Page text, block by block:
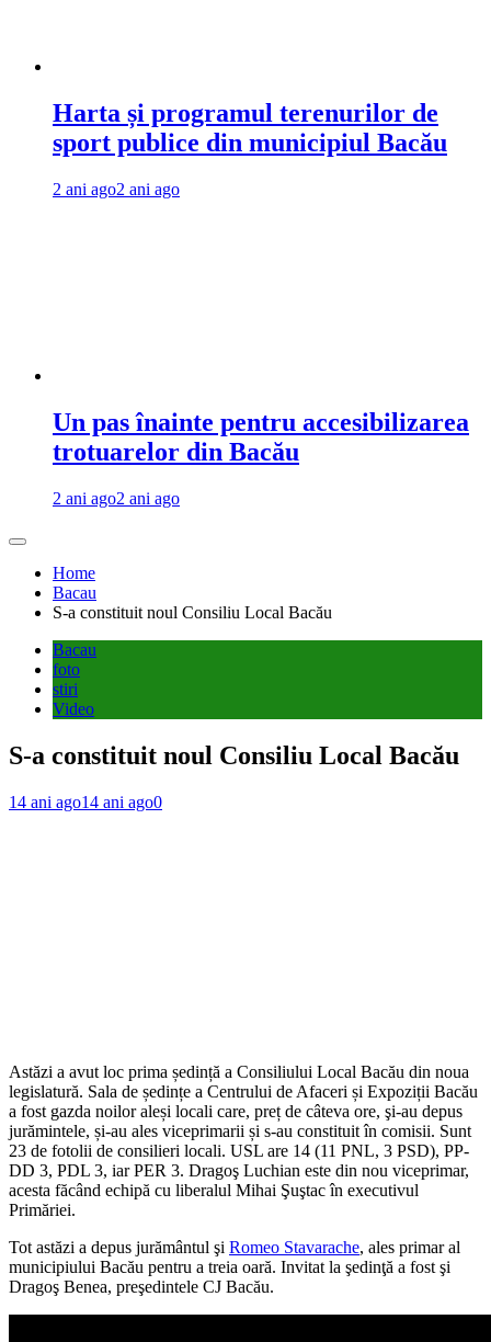
Harta și programul terenurilor de
sport publice din municipiul Bacău
2 ani ago2 ani ago
Un pas înainte pentru accesibilizarea
trotuarelor din Bacău
2 ani ago2 ani ago
Home
Bacau
S-a constituit noul Consiliu Local Bacău
Bacau
foto
stiri
Video
S-a constituit noul Consiliu Local Bacău
14 ani ago14 ani ago0
Astăzi a avut loc prima ședință a Consiliului Local Bacău din noua
legislatură. Sala de ședințe a Centrului de Afaceri și Expoziții Bacău
a fost gazda noilor aleși locali care, preț de câteva ore, şi-au depus
jurămintele, și-au ales viceprimarii și s-au constituit în comisii. Sunt
23 de fotolii de consilieri locali. USL are 14 (11 PNL, 3 PSD), PP-
DD 3, PDL 3, iar PER 3. Dragoş Luchian este din nou viceprimar,
acesta făcând echipă cu liberalul Mihai Şuştac în executivul
Primăriei.
Tot astăzi a depus jurământul şi Romeo Stavarache, ales primar al
municipiului Bacău pentru a treia oară. Invitat la şedinţă a fost şi
Dragoş Benea, preşedintele CJ Bacău.